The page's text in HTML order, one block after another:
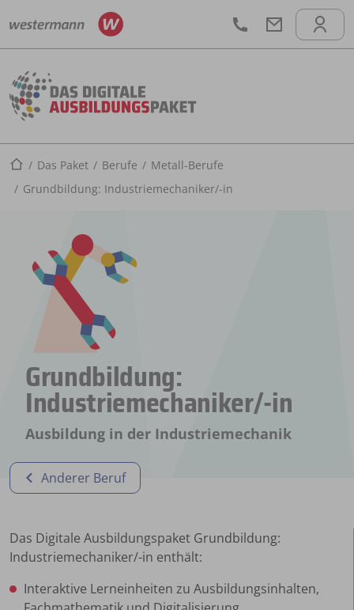
Startseite
Das Paket Berufe
Metall-Berufe
Grundbildung: Industriemechaniker/-in
Grundbildung:
Industriemechaniker/-in
Ausbildung in der Industriemechanik
Anderer Beruf
Das Digitale Ausbildungspaket Grundbildung:
Industriemechaniker/-in enthält:
Interaktive Lerneinheiten zu Ausbildungsinhalten,